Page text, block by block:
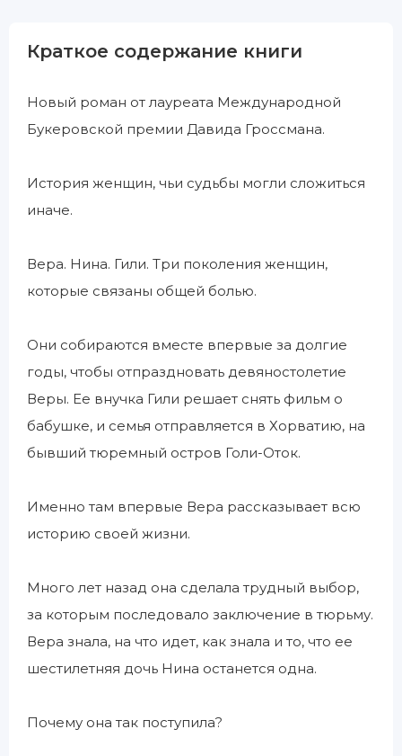
Краткое содержание книги
Новый роман от лауреата Международной
Букеровской премии Давида Гроссмана.
История женщин, чьи судьбы могли сложиться
иначе.
Вера. Нина. Гили. Три поколения женщин,
которые связаны общей болью.
Они собираются вместе впервые за долгие
годы, чтобы отпраздновать девяностолетие
Веры. Ее внучка Гили решает снять фильм о
бабушке, и семья отправляется в Хорватию, на
бывший тюремный остров Голи-Оток.
Именно там впервые Вера рассказывает всю
историю своей жизни.
Много лет назад она сделала трудный выбор,
за которым последовало заключение в тюрьму.
Вера знала, на что идет, как знала и то, что ее
шестилетняя дочь Нина останется одна.
Почему она так поступила?